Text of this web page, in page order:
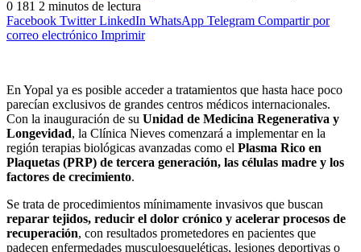
0 181 2 minutos de lectura
Facebook Twitter LinkedIn WhatsApp Telegram Compartir por
correo electrónico Imprimir
En Yopal ya es posible acceder a tratamientos que hasta hace poco
parecían exclusivos de grandes centros médicos internacionales.
Con la inauguración de su Unidad de Medicina Regenerativa y
Longevidad, la Clínica Nieves comenzará a implementar en la
región terapias biológicas avanzadas como el Plasma Rico en
Plaquetas (PRP) de tercera generación, las células madre y los
factores de crecimiento.
Se trata de procedimientos mínimamente invasivos que buscan
reparar tejidos, reducir el dolor crónico y acelerar procesos de
recuperación, con resultados prometedores en pacientes que
padecen enfermedades musculoesqueléticas, lesiones deportivas o